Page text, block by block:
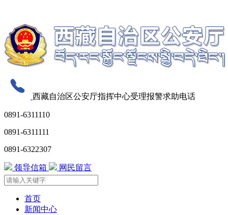
西藏自治区公安厅指挥中心受理报警求助电话
0891-6311110
0891-6311111
0891-6322307
领导信箱 网民留言
首页
新闻中心